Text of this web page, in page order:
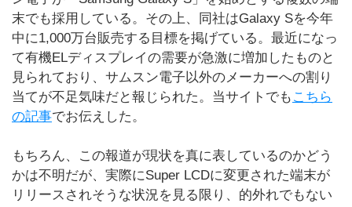
末でも採用している。その上、同社はGalaxy Sを今年
中に1,000万台販売する目標を掲げている。最近になっ
て有機ELディスプレイの需要が急激に増加したものと
見られており、サムスン電子以外のメーカーへの割り
当てが不足気味だと報じられた。当サイトでも こちら
の記事でお伝えした。
もちろん、この報道が現状を真に表しているのかどう
かは不明だが、実際にSuper LCDに変更された端末が
リリースされそうな状況を見る限り、的外れでもない